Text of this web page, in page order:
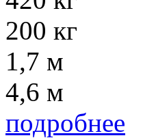
200 кг
1,7 м
4,6 м
подробнее